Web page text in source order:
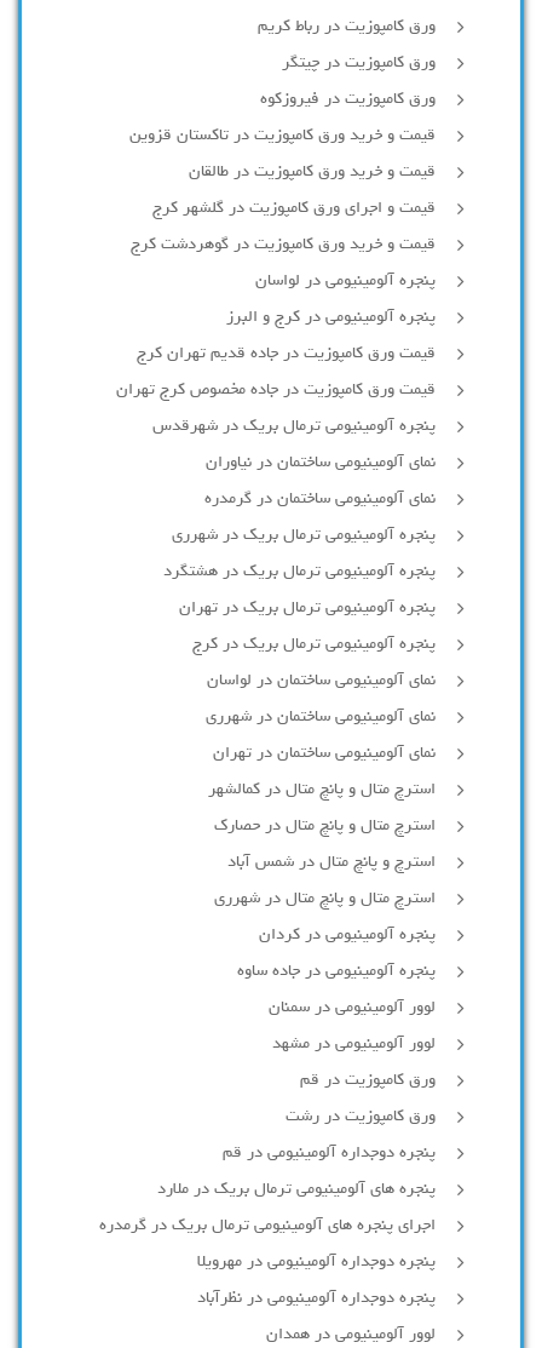
ورق کامپوزیت در رباط کریم
ورق کامپوزیت در چیتگر
ورق کامپوزیت در فیروزکوه
قیمت و خرید ورق کامپوزیت در تاکستان قزوین
قیمت و خرید ورق کامپوزیت در طالقان
قیمت و اجرای ورق کامپوزیت در گلشهر کرج
قیمت و خرید ورق کامپوزیت در گوهردشت کرج
پنجره آلومینیومی در لواسان
پنجره آلومینیومی در کرج و البرز
قیمت ورق کامپوزیت در جاده قدیم تهران کرج
قیمت ورق کامپوزیت در جاده مخصوص کرج تهران
پنجره آلومینیومی ترمال بریک در شهرقدس
نمای آلومینیومی ساختمان در نیاوران
نمای آلومینیومی ساختمان در گرمدره
پنجره آلومینیومی ترمال بریک در شهرری
پنجره آلومینیومی ترمال بریک در هشتگرد
پنجره آلومینیومی ترمال بریک در تهران
پنجره آلومینیومی ترمال بریک در کرج
نمای آلومینیومی ساختمان در لواسان
نمای آلومینیومی ساختمان در شهرری
نمای آلومینیومی ساختمان در تهران
استرچ متال و پانچ متال در کمالشهر
استرچ متال و پانچ متال در حصارك
استرچ و پانچ متال در شمس آباد
استرچ متال و پانچ متال در شهرری
پنجره آلومینیومی در کردان
پنجره آلومینیومی در جاده ساوه
لوور آلومینیومی در سمنان
لوور آلومینیومی در مشهد
ورق کامپوزیت در قم
ورق کامپوزیت در رشت
پنجره دوجداره آلومينيومی در قم
پنجره های آلومینیومی ترمال بریک در ملارد
اجرای پنجره های آلومینیومی ترمال بریک در گرمدره
پنجره دوجداره آلومینیومی در مهرویلا
پنجره دوجداره آلومینیومی در نظرآباد
لوور آلومینیومی در همدان